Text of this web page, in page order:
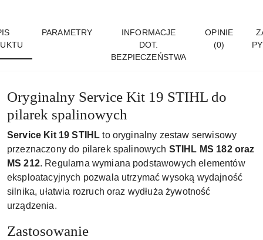
PARAMETRY
INFORMACJE
DOT.
BEZPIECZEŃSTWA
OPINIE
(0)
Oryginalny Service Kit 19 STIHL do
pilarek spalinowych
Service Kit 19 STIHL to oryginalny zestaw serwisowy
przeznaczony do pilarek spalinowych STIHL MS 182 oraz
MS 212. Regularna wymiana podstawowych elementów
eksploatacyjnych pozwala utrzymać wysoką wydajność
silnika, ułatwia rozruch oraz wydłuża żywotność
urządzenia.
Zastosowanie